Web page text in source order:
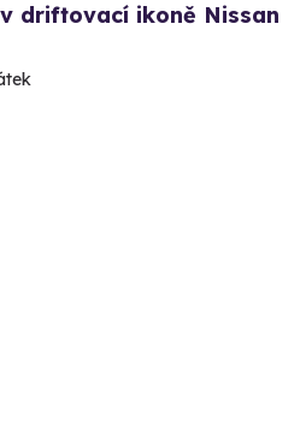
driftovací ikoně Nissan